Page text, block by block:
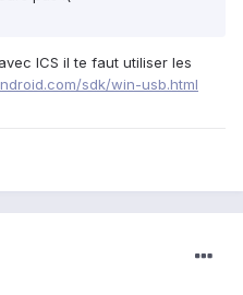
ICS il te faut utiliser les
sdk/win-usb.html